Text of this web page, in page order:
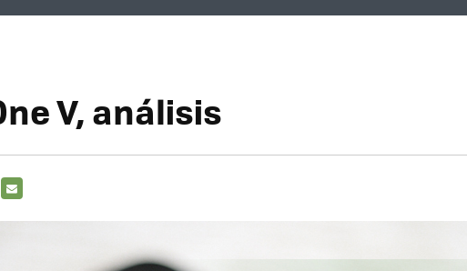
V, análisis